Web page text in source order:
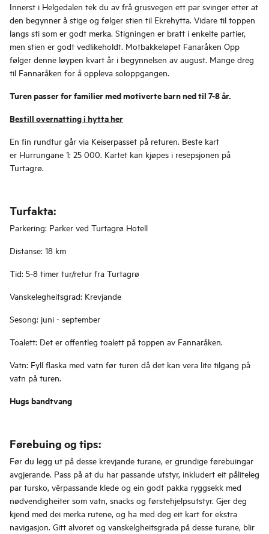
Innerst i Helgedalen tek du av frå grusvegen ett par svinger etter at
den begynner å stige og følger stien til Ekrehytta. Vidare til toppen
langs sti som er godt merka. Stigningen er bratt i enkelte partier,
men stien er godt vedlikeholdt. Motbakkeløpet Fanaråken Opp
følger denne løypen kvart år i begynnelsen av august. Mange dreg
til Fannaråken for å oppleva soloppgangen.
Turen passer for familier med motiverte barn ned til 7-8 år.
Bestill overnatting i hytta her
En fin rundtur går via Keiserpasset på returen. Beste kart
er Hurrungane 1: 25 000. Kartet kan kjøpes i resepsjonen på
Turtagrø.
Turfakta:
Parkering: Parker ved Turtagrø Hotell
Distanse: 18 km
Tid: 5-8 timer tur/retur fra Turtagrø
Vanskelegheitsgrad: Krevjande
Sesong: juni - september
Toalett: Det er offentleg toalett på toppen av Fannaråken.
Vatn: Fyll flaska med vatn før turen då det kan vera lite tilgang på
vatn på turen.
Hugs bandtvang
Førebuing og tips:
Før du legg ut på desse krevjande turane, er grundige førebuingar
avgjerande. Pass på at du har passande utstyr, inkludert eit påliteleg
par tursko, vêrpassande klede og ein godt pakka ryggsekk med
nødvendigheiter som vatn, snacks og førstehjelpsutstyr. Gjer deg
kjend med dei merka rutene, og ha med deg eit kart for ekstra
navigasjon. Gitt alvoret og vanskelgheitsgrada på desse turane, blir